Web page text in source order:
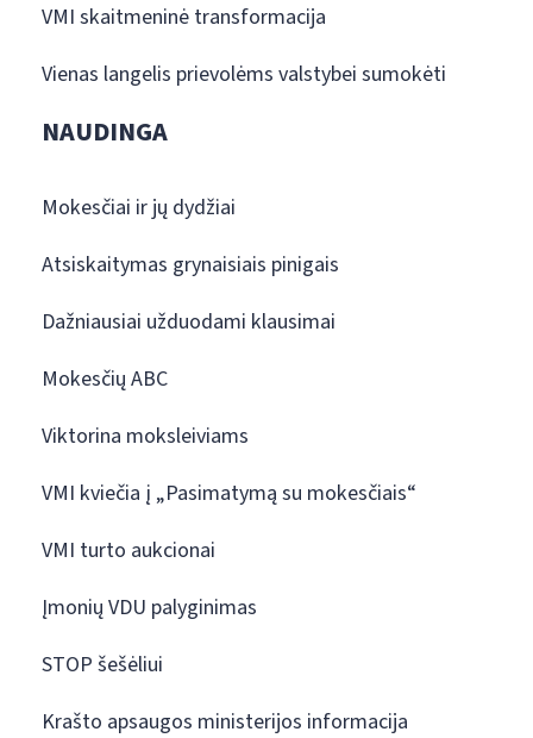
VMI skaitmeninė transformacija
Vienas langelis prievolėms valstybei sumokėti
NAUDINGA
Mokesčiai ir jų dydžiai
Atsiskaitymas grynaisiais pinigais
Dažniausiai užduodami klausimai
Mokesčių ABC
Viktorina moksleiviams
VMI kviečia į „Pasimatymą su mokesčiais“
VMI turto aukcionai
Įmonių VDU palyginimas
STOP šešėliui
Krašto apsaugos ministerijos informacija